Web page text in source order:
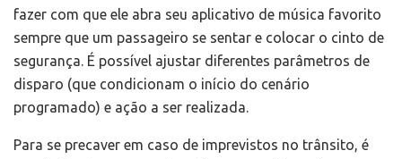
fazer com que ele abra seu aplicativo de música favorito
sempre que um passageiro se sentar e colocar o cinto de
segurança. É possível ajustar diferentes parâmetros de
disparo (que condicionam o início do cenário
programado) e ação a ser realizada.
Para se precaver em caso de imprevistos no trânsito, é